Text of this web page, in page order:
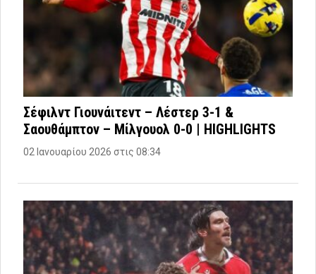
Σέφιλντ Γιουνάιτεντ – Λέστερ 3-1 &
Σαουθάμπτον – Μίλγουολ 0-0 | HIGHLIGHTS
02 Ιανουαρίου 2026 στις 08:34